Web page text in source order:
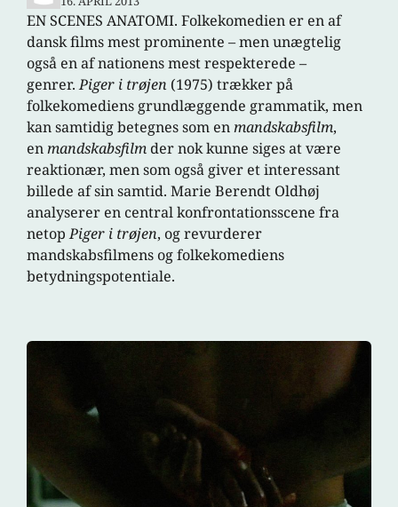
EN SCENES ANATOMI. Folkekomedien er en af
dansk films mest prominente – men unægtelig
også en af nationens mest respekterede –
genrer.Piger i trøjen (1975) trækker på
folkekomediens grundlæggende grammatik, men
kan samtidig betegnes som enmandskabsfilm,
enmandskabsfilm der nok kunne siges at være
reaktionær, men som også giver et interessant
billede af sin samtid. Marie Berendt Oldhøj
analyserer en central konfrontationsscene fra
netopPiger i trøjen, og revurderer
mandskabsfilmens og folkekomediens
betydningspotentiale.